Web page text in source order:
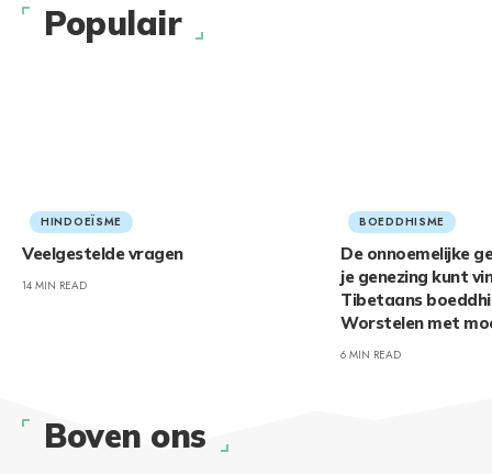
Populair
HINDOEÏSME
Veelgestelde vragen
14 MIN READ
BOEDDHISME
De onnoemelijke
je genezing kunt
Tibetaans
Worstelen met
6 MIN READ
Boven ons